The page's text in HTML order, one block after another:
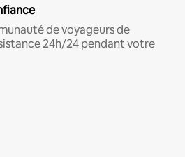
de voyageurs de
24h/24 pendant votre